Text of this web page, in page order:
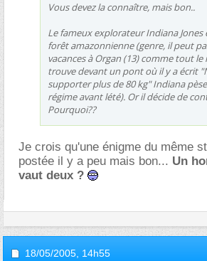
Vous devez la connaître, mais bon..
Le fameux explorateur Indiana Jones
forêt amazonnienne (genre, il peut
vacances à Organ (13) comme tout le
trouve devant un pont où il y a écrit
supporter plus de 80 kg" Indiana
régime avant lété). Or il décide de
Pourquoi??
Je crois qu'une énigme du même
postée il y a peu mais bon... Un
vaut deux ?
18/05/2005, 14h55